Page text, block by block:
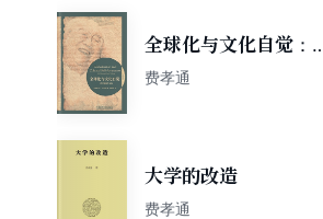
全球化与文化自觉：费
孝通晚年文选（博雅双
费孝通
大学的改造
费孝通